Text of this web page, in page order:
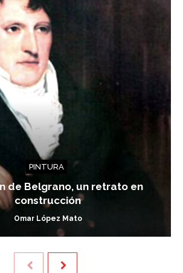
PINTURA
de Belgrano, un retrato en
construcción
Omar López Mato